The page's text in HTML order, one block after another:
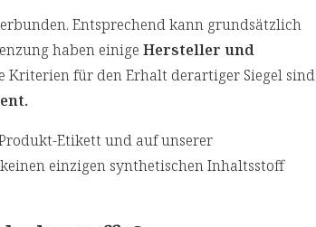
Entsprechend kann grundsätzlich
haben einige Hersteller und
für den Erhalt derartiger Siegel sind
Etikett und auf unserer
einzigen synthetischen Inhaltsstoff